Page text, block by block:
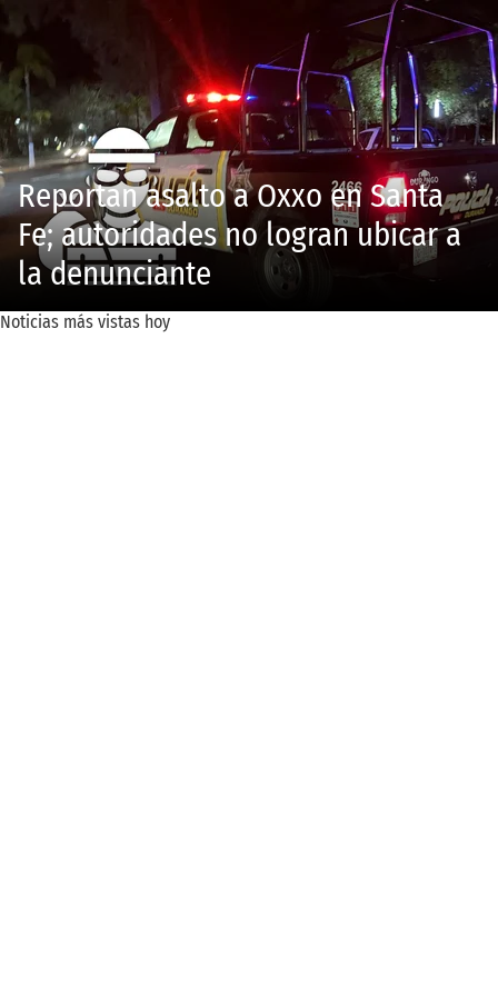
Reportan asalto a Oxxo en Santa
Fe; autoridades no logran ubicar a
la denunciante
Noticias más vistas hoy